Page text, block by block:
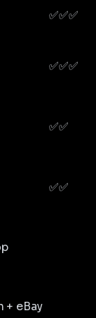
✅✅✅
✅✅✅
✅✅
✅✅
+ eBay